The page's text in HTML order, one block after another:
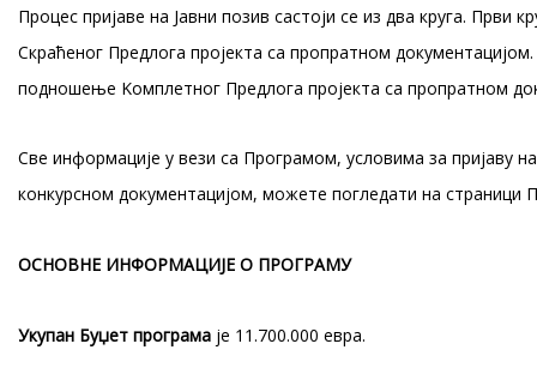
Процес пријаве на Јавни позив састоји се из два круга. Први
Скраћеног Предлога пројекта са пропратном документацијом.
подношење Kомплетног Предлога пројекта са пропратном
Све информације у вези са Програмом, условима за пријаву
конкурсном документацијом, можете погледати на страници
ОСНОВНЕ ИНФОРМАЦИЈЕ О ПРОГРАМУ
Укупан Буџет програма је 11.700.000 евра.